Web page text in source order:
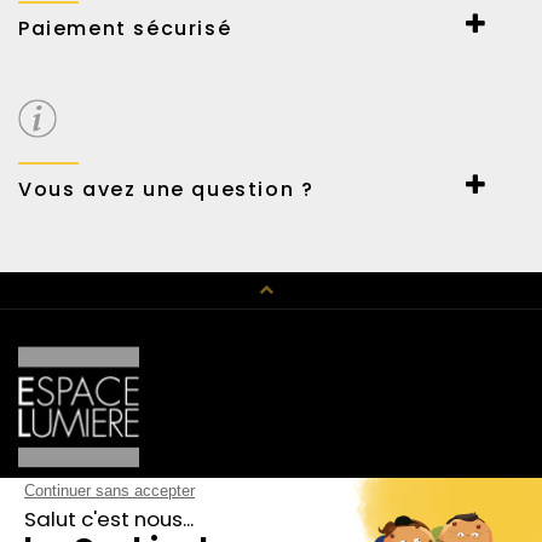
Paiement sécurisé
Possibilité de payer en 3 fois sans frais.
Vous avez une question ?